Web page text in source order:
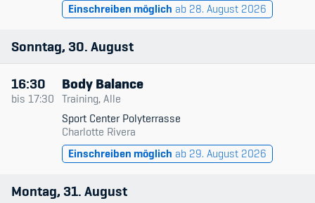
Einschreiben möglich ab 28. August 2026
Sonntag 30 August
16:30
bis 17:30
Body Balance
Training, Alle
Sport Center Polyterrasse
Charlotte Rivera
Einschreiben möglich ab 29. August 2026
Montag 31 August